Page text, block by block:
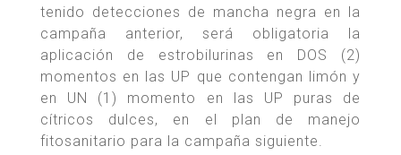
tenido detecciones de mancha negra en la
campaña anterior, será obligatoria la
aplicación de estrobilurinas en DOS (2)
momentos en las UP que contengan limón y
en UN (1) momento en las UP puras de
cítricos dulces, en el plan de manejo
fitosanitario para la campaña siguiente.